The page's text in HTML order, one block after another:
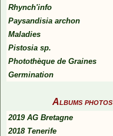
Rhynch'info
Paysandisia archon
Maladies
Pistosia sp.
Photothèque de Graines
Germination
Albums photos
2019 AG Bretagne
2018 Tenerife